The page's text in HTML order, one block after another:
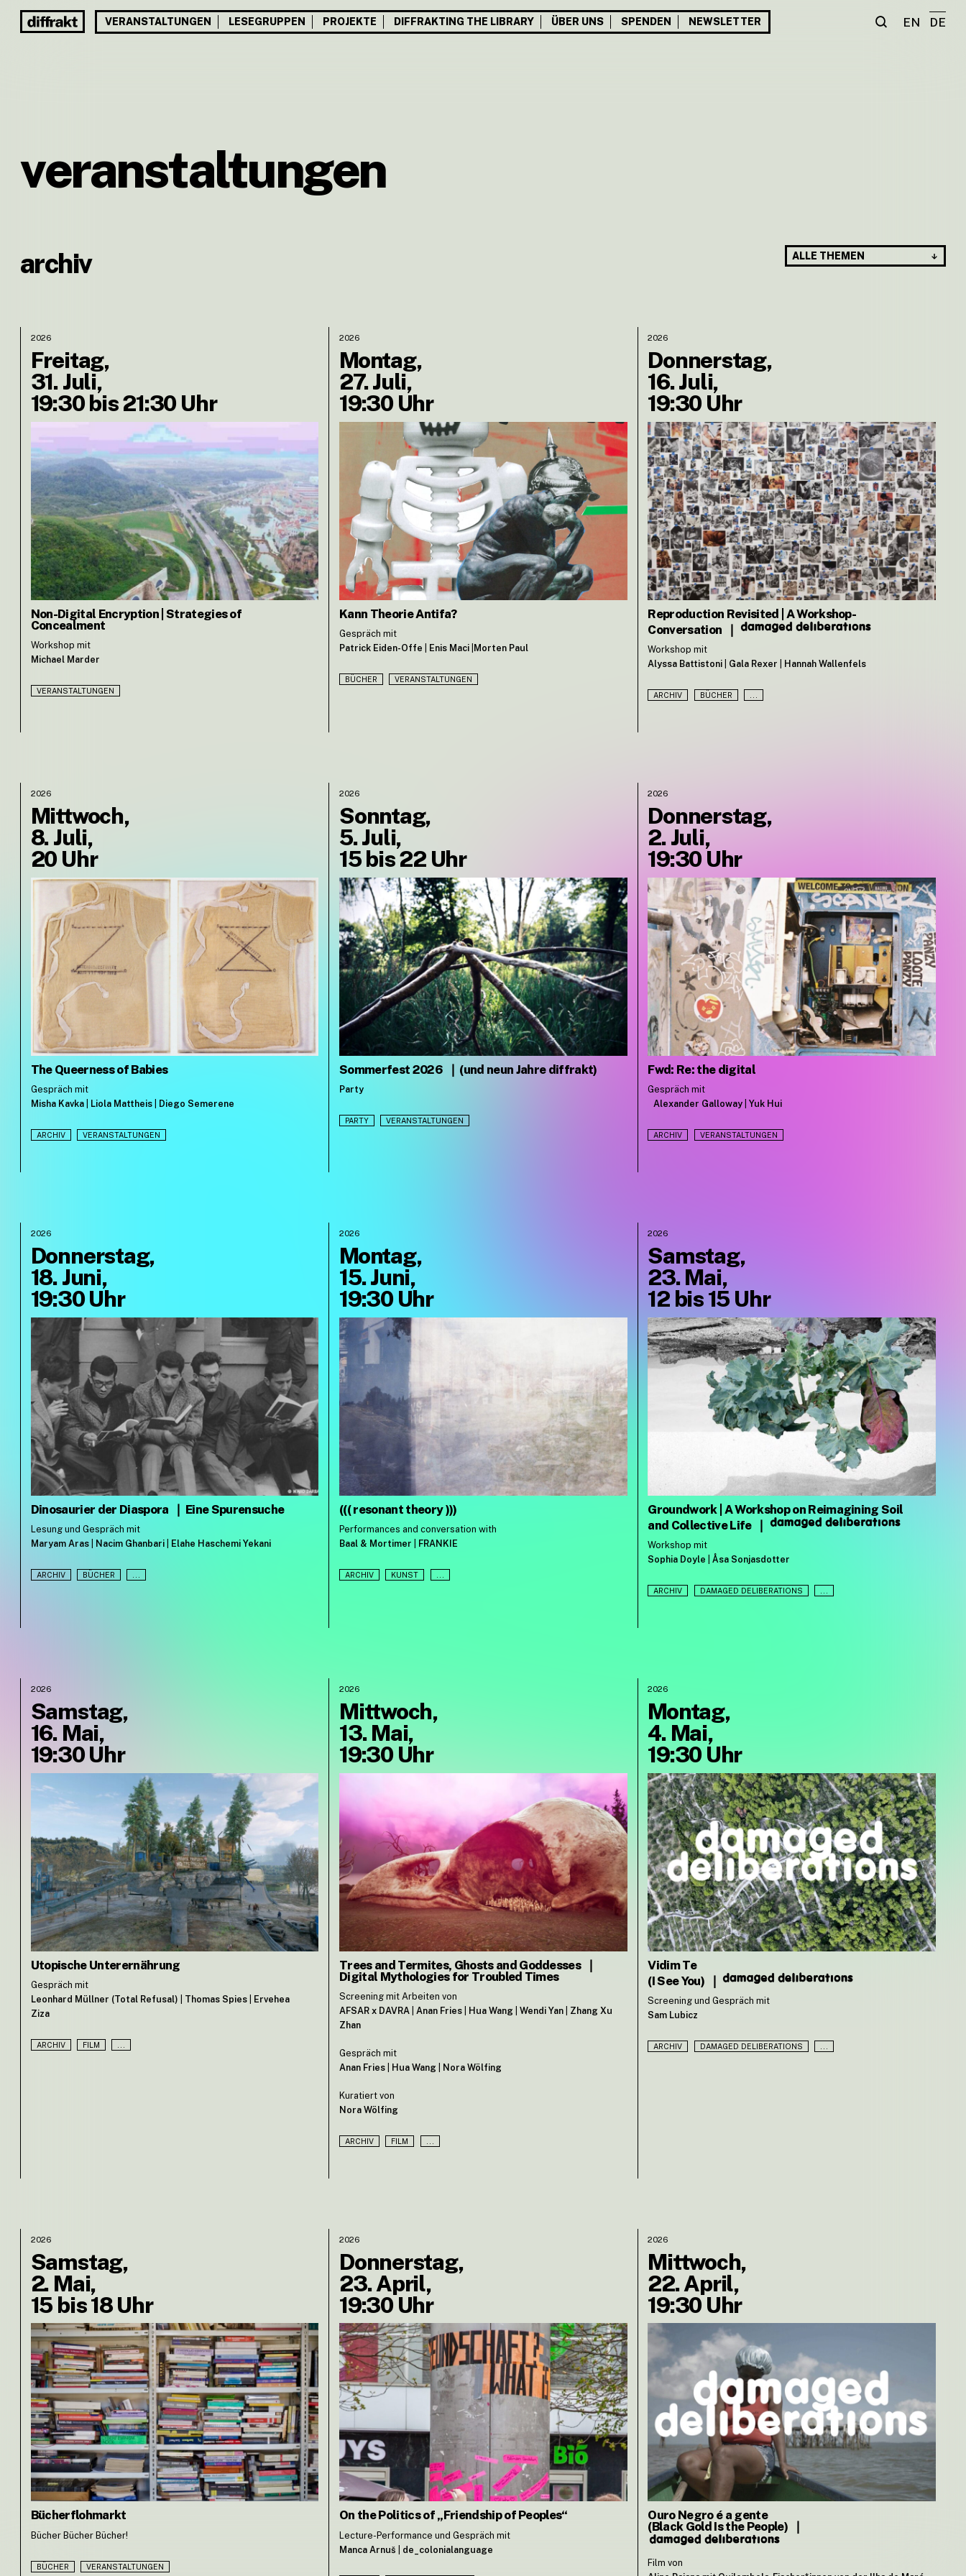
VERANSTALTUNGEN LESEGRUPPEN PROJEKTE DIFFRAKTING THE LIBRARY ÜBER UNS SPENDEN NEWSLETTER EN DE
veranstaltungen
archiv ALLE THEMEN
2026
Freitag,
31. Juli,
19:30 bis 21:30 Uhr
Non-Digital Encryption | Strategies of
Concealment
Workshop mit
Michael Marder
VERANSTALTUNGEN
2026
Montag,
27. Juli,
19:30 Uhr
Kann Theorie Antifa?
Gespräch mit
Patrick Eiden-Offe
Enis Maci Morten Paul
BÜCHER VERANSTALTUNGEN
2026
Donnerstag,
16. Juli,
19:30 Uhr
Reproduction Revisited | A Workshop-
Conversation
❘
Workshop mit
Alyssa Battistoni
Gala Rexer Hannah Wallenfels
ARCHIV BÜCHER
2026
Mittwoch,
8. Juli,
20 Uhr
The Queerness of Babies
Gespräch mit
Misha Kavka| Liola Mattheis| Diego Semerene
ARCHIV VERANSTALTUNGEN
2026
Sonntag,
5. Juli,
15 bis 22 Uhr
Sommerfest 2026 ❘ (und neun Jahre diffrakt)
Party
PARTY VERANSTALTUNGEN
2026
Donnerstag,
2. Juli,
19:30 Uhr
Fwd: Re: the digital
Gespräch mit
Alexander Galloway |Yuk Hui
ARCHIV VERANSTALTUNGEN
2026
Donnerstag,
18. Juni,
19:30 Uhr
Dinosaurier der Diaspora ❘ Eine Spurensuche
Lesung und Gespräch mit
Maryam Aras| Nacim Ghanbari| Elahe Haschemi Yekani
ARCHIV BÜCHER
2026
Montag,
15. Juni,
19:30 Uhr
((( resonant theory )))
Performances and conversation with
Baal & Mortimer
FRANKIE
ARCHIV KUNST
2026
Samstag,
23. Mai,
12 bis 15 Uhr
Groundwork | A Workshop on Reimagining Soil
and Collective Life
❘
Workshop mit
Sophia Doyle |Åsa Sonjasdotter
ARCHIV DAMAGED DELIBERATIONS
2026
Samstag,
16. Mai,
19:30 Uhr
Utopische Unterernährung
Gespräch mit
Leonhard Müllner (Total Refusal)
Thomas Spies|
Ervehea
Ziza
ARCHIV FILM
2026
Mittwoch,
13. Mai,
19:30 Uhr
Trees and Termites, Ghosts and Goddesses
❘
Digital Mythologies for Troubled Times
Screening mit Arbeiten von
AFSAR x DAVRA |Anan Fries Hua Wang |Wendi Yan
Zhang Xu
Zhan
Gespräch mit
Anan Fries
Hua Wang Nora Wölfing
Kuratiert von
Nora Wölfing
ARCHIV FILM
2026
Montag,
4. Mai,
19:30 Uhr
Vidim Te
(I See You)
❘
Screening und Gespräch mit
Sam Lubicz
ARCHIV DAMAGED DELIBERATIONS
2026
Samstag,
2. Mai,
15 bis 18 Uhr
Bücherflohmarkt
Bücher Bücher Bücher!
BÜCHER VERANSTALTUNGEN
2026
Donnerstag,
23. April,
19:30 Uhr
On the Politics of „Friendship of Peoples“
Lecture-Performance und Gespräch mit
Manca Arnuš
de_colonialanguage
2026
Mittwoch,
22. April,
19:30 Uhr
Ouro Negro é a gente
(Black Gold Is the People)
Film von